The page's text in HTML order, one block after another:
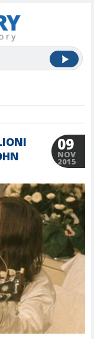
09
NOV
2015